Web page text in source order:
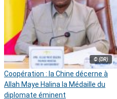
© (DR)
Coopération : la Chine décerne à
Allah Maye Halina la Médaille du
diplomate éminent